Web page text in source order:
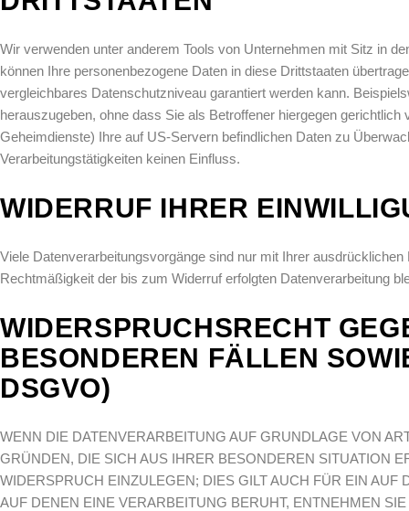
Wir verwenden unter anderem Tools von Unternehmen mit Sitz in
können Ihre personenbezogene Daten in diese Drittstaaten
vergleichbares Datenschutzniveau garantiert werden kann.
herauszugeben, ohne dass Sie als Betroffener hiergegen
Geheimdienste) Ihre auf US-Servern befindlichen Daten zu
Verarbeitungstätigkeiten keinen Einfluss.
WIDERRUF IHRER
Viele Datenverarbeitungsvorgänge sind nur mit Ihrer
Rechtmäßigkeit der bis zum Widerruf erfolgten Datenverarbeitung
WIDERSPRUCHSRECHT
BESONDEREN FÄLLEN
DSGVO)
WENN DIE DATENVERARBEITUNG AUF GRUNDLAGE VON
GRÜNDEN, DIE SICH AUS IHRER BESONDEREN SITUATION
WIDERSPRUCH EINZULEGEN; DIES GILT AUCH FÜR EIN
AUF DENEN EINE VERARBEITUNG BERUHT, ENTNEHMEN